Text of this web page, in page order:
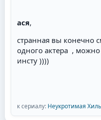
ася,
странная вы конечно
одного актера , можно
инсту ))))
к сериалу: Неукротимая